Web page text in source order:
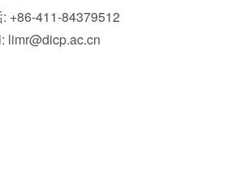
411-84379512
limr@dicp.ac.cn